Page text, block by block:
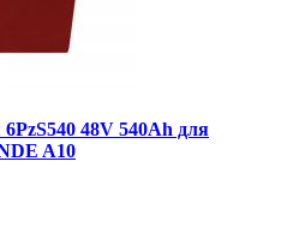
48V 540Ah для
A10